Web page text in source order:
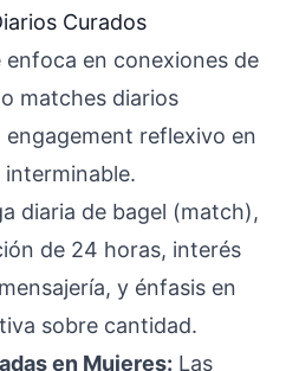
Curados
enfoca en conexiones de
matches diarios
reflexivo en
diaria de bagel (match),
de 24 horas, interés
y énfasis en
sobre cantidad.
en Mujeres: Las